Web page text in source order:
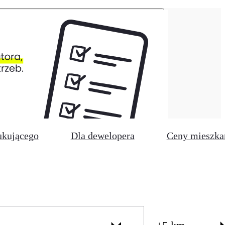
Dla dewelopera Ceny